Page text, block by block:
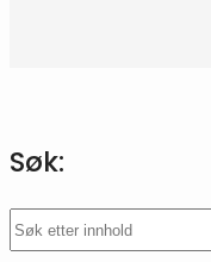
Søk:
Søk